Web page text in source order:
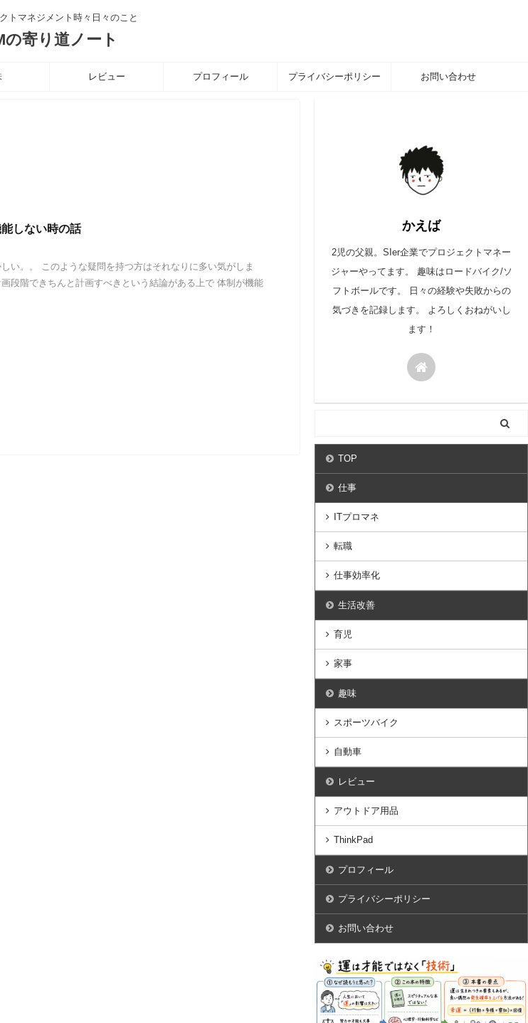
トマネジメント時々日々のこと
の寄り道ノート
レビュー プロフィール プライバシーポリシー お問い合わせ
しない時の話
い。。 このような疑問を持つ方はそれなりに多い気がしま
段階できちんと計画すべきという結論がある上で 体制が機能
かえば
2児の父親。SIer企業でプロジェクトマネー
ジャーやってます。 趣味はロードバイク/ソ
フトボールです。 日々の経験や失敗からの
気づきを記録します。 よろしくおねがいし
ます！
TOP
仕事
ITプロマネ
転職
仕事効率化
生活改善
育児
家事
趣味
スポーツバイク
自動車
レビュー
アウトドア用品
ThinkPad
プロフィール
プライバシーポリシー
お問い合わせ